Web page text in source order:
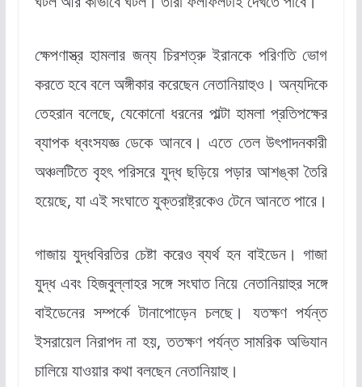
ক্ষেপণাস্ত্র হামলার জন্য চিরশত্রু ইরানকে পরিণতি ভোগ
করতে হবে বলে অঙ্গীকার করেছেন নেতানিয়াহুও। অন্যদিকে
তেহরান বলেছে, যেকোনো ধরনের পাল্টা হামলা প্রতিপক্ষের
ব্যাপক ধ্বংসযজ্ঞ ডেকে আনবে। এতে তেল উৎপাদনকারী
অঞ্চলটিতে বৃহৎ পরিসরে যুদ্ধ ছড়িয়ে পড়ার আশঙ্কা তৈরি
হয়েছে, যা এই সংঘাতে যুক্তরাষ্ট্রকেও টেনে আনতে পারে।
গাজায় যুদ্ধবিরতির চেষ্টা করেও ব্যর্থ হন বাইডেন। গাজা
যুদ্ধ এবং হিজবুল্লাহর সঙ্গে সংঘাত নিয়ে নেতানিয়াহুর সঙ্গে
বাইডেনের সম্পর্কে টানাপোড়েন চলছে। যতক্ষণ পর্যন্ত
ইসরায়েল নিরাপদ না হয়, ততক্ষণ পর্যন্ত সামরিক অভিযান
চালিয়ে যাওয়ার কথা বলছেন নেতানিয়াহু।